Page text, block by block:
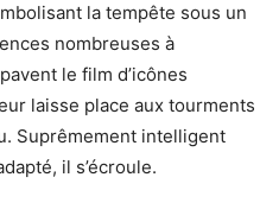
la tempête sous un
nombreuses à
le film d’icônes
laisse place aux tourments
Suprêmement intelligent
il s’écroule.